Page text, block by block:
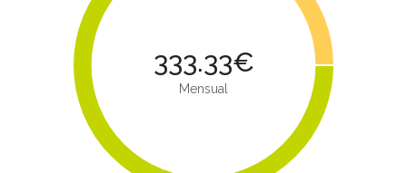
333.33€
Mensual